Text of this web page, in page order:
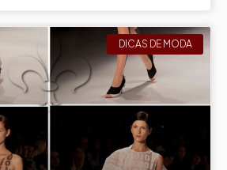
DICAS DE MODA